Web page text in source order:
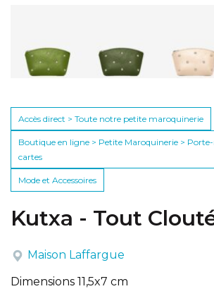
Accès direct > Toute notre petite maroquinerie
Boutique en ligne > Petite Maroquinerie >
cartes
Mode et Accessoires
Kutxa - Tout
Maison Laffargue
Dimensions 11,5x7 cm